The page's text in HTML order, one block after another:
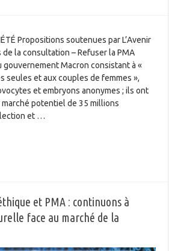
Propositions soutenues par L’Avenir
la consultation – Refuser la PMA
gouvernement Macron consistant à «
seules et aux couples de femmes »,
et embryons anonymes ; ils ont
potentiel de 35 millions
et …
et PMA : continuons à
face au marché de la